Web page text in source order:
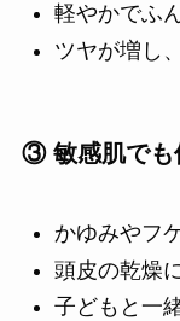
軽やかでふ
ツヤが増し
③ 敏感肌でも
かゆみやフ
頭皮の乾燥
子どもと一